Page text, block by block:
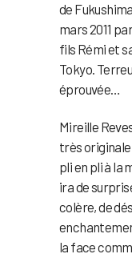
de
mars 2011
fils Rémi et
Tokyo.
éprouvée…
Mireille
très
pli en pli à la
ira de
colère, de
la face